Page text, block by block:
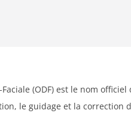
(ODF) est le nom
le guidage et la correction